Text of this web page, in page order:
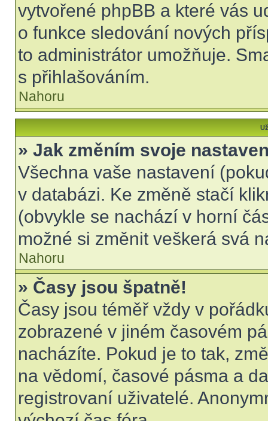
vytvořené phpBB a které vás
o funkce sledování nových
to administrátor umožňuje.
s přihlašováním.
Nahoru
» Jak změním svoje
Všechna vaše nastavení
v databázi. Ke změně stačí
(obvykle se nachází v horní
možné si změnit veškerá svá
Nahoru
» Časy jsou špatně!
Časy jsou téměř vždy v
zobrazené v jiném časovém
nacházíte. Pokud je to tak,
na vědomí, časové pásma a
registrovaní uživatelé.